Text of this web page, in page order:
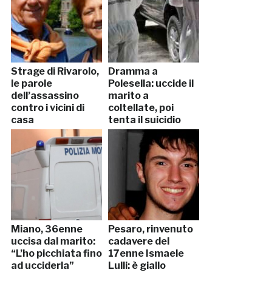
Strage di Rivarolo,
le parole
dell’assassino
contro i vicini di
casa
Dramma a
Polesella: uccide il
marito a
coltellate, poi
tenta il suicidio
Miano, 36enne
uccisa dal marito:
“L’ho picchiata fino
ad ucciderla”
Pesaro, rinvenuto
cadavere del
17enne Ismaele
Lulli: è giallo